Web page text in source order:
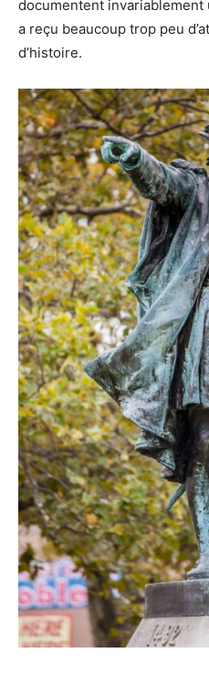
documentent
a reçu beaucoup trop peu
d’histoire.